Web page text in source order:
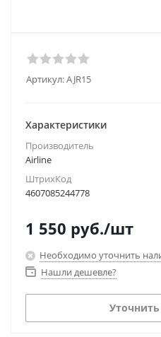
Артикул:AJR15
Характеристики
Производитель
Airline
ШтрихКод
4607085244778
1 550 руб./шт
Необходимо уточнить
Нашли дешевле?